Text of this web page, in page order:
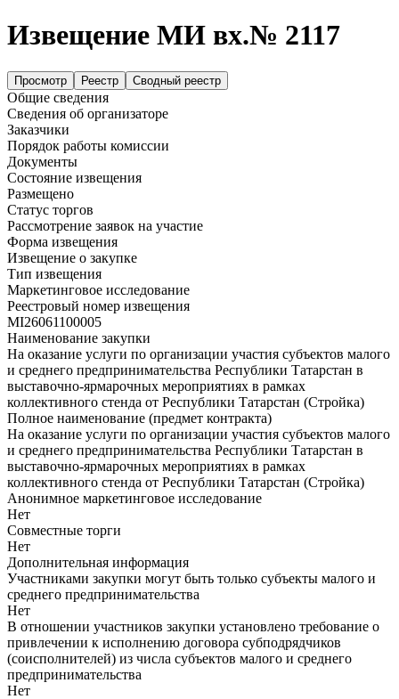
Извещение МИ вх.№ 2117
Просмотр Реестр Сводный реестр
Общие сведения
Сведения об организаторе
Заказчики
Порядок работы комиссии
Документы
Состояние извещения
Размещено
Статус торгов
Рассмотрение заявок на участие
Форма извещения
Извещение о закупке
Тип извещения
Маркетинговое исследование
Реестровый номер извещения
MI26061100005
Наименование закупки
На оказание услуги по организации участия субъектов малого
и среднего предпринимательства Республики Татарстан в
выставочно-ярмарочных мероприятиях в рамках
коллективного стенда от Республики Татарстан (Стройка)
Полное наименование (предмет контракта)
На оказание услуги по организации участия субъектов малого
и среднего предпринимательства Республики Татарстан в
выставочно-ярмарочных мероприятиях в рамках
коллективного стенда от Республики Татарстан (Стройка)
Анонимное маркетинговое исследование
Нет
Совместные торги
Нет
Дополнительная информация
Участниками закупки могут быть только субъекты малого и
среднего предпринимательства
Нет
В отношении участников закупки установлено требование о
привлечении к исполнению договора субподрядчиков
(соисполнителей) из числа субъектов малого и среднего
предпринимательства
Нет